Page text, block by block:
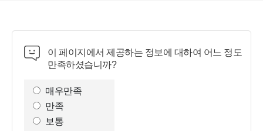
이 페이지에서 제공하는 정보에 대하여 어느 정도
만족하셨습니까?
매우만족
만족
보통